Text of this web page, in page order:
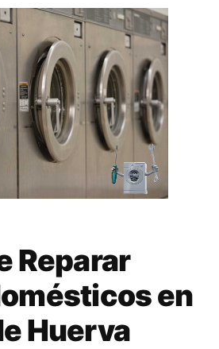
Reparar
en
Huerva